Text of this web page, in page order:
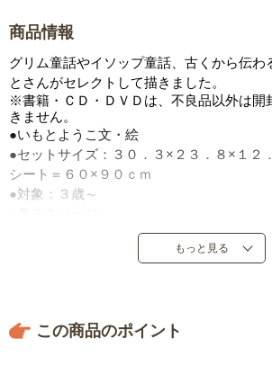
商品情報
グリム童話やイソップ童話、古くから伝わ
とさんがセレクトして描きました。
※書籍・ＣＤ・ＤＶＤは、不良品以外は開
きません。
●いもとようこ文・絵
●セットサイズ：３０．３×２３．８×１２
シート＝６０×９０ｃｍ
●対象：３歳～
●定価：１９，８００円（税込）
もっと見る
この商品のポイント